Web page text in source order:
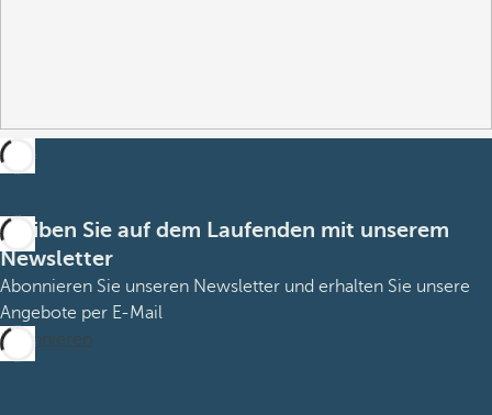
Bleiben Sie auf dem Laufenden mit unserem
Newsletter
Abonnieren Sie unseren Newsletter und erhalten Sie unsere
Angebote per E-Mail
Abonnieren